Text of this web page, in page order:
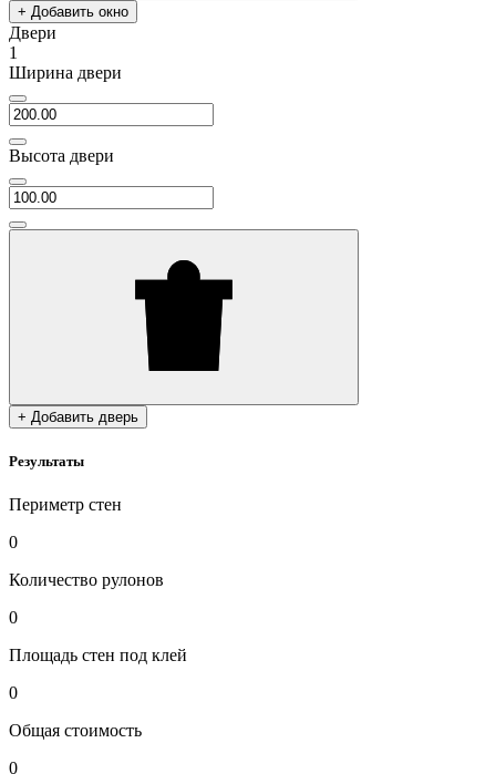
+ Добавить окно
Двери
1
Ширина двери
Высота двери
+ Добавить дверь
Результаты
Периметр стен
0
Количество рулонов
0
Площадь стен под клей
0
Общая стоимость
0